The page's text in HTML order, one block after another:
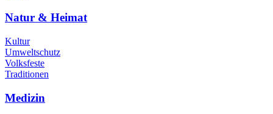
Natur & Heimat
Kultur
Umweltschutz
Volksfeste
Traditionen
Medizin